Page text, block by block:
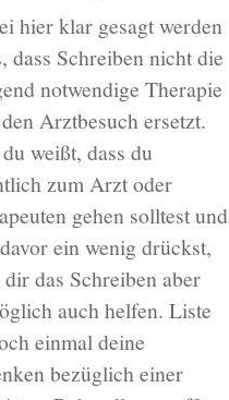
hier klar gesagt werden
dass Schreiben nicht die
notwendige Therapie
Arztbesuch ersetzt.
weißt, dass du
zum Arzt oder
gehen solltest und
ein wenig drückst,
das Schreiben aber
auch helfen. Liste
einmal deine
bezüglich einer